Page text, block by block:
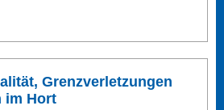
Grenzverletzungen
im Hort